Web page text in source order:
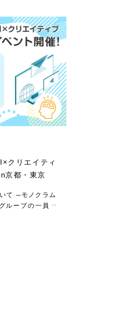
クリエイティ
京都・東京
て ─モノクラム
ループの一員と